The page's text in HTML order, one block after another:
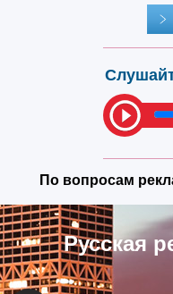
По вопросам
Русская